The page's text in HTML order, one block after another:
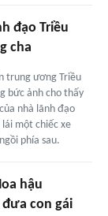
đạo Triều
cha
trung ương Triều
bức ảnh cho thấy
nhà lãnh đạo
lái một chiếc xe
phía sau.
hậu
con gái